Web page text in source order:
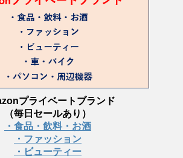
プライベートブランド
（毎日セールあり）
・食品・飲料・お酒
・ファッション
・ビューティー